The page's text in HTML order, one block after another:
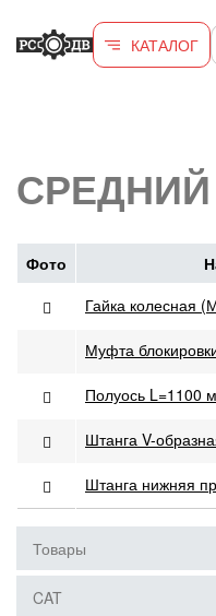
КАТАЛОГ
Фото
Гайка колесная
Муфта
Полуось L=1100
Штанга V-
Штанга нижняя
Товары
CAT